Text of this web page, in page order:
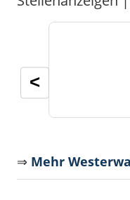
<
⇒ Mehr